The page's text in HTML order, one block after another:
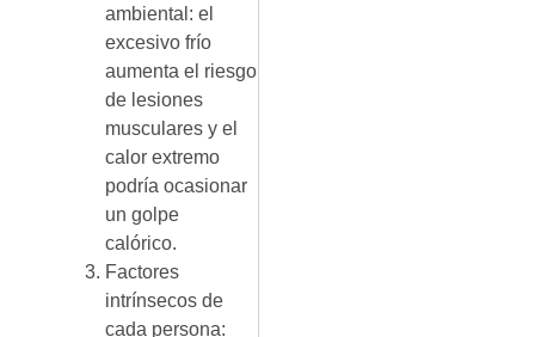
ambiental: el
excesivo frío
aumenta el riesgo
de lesiones
musculares y el
calor extremo
podría ocasionar
un golpe
calórico.
Factores
intrínsecos de
cada persona: